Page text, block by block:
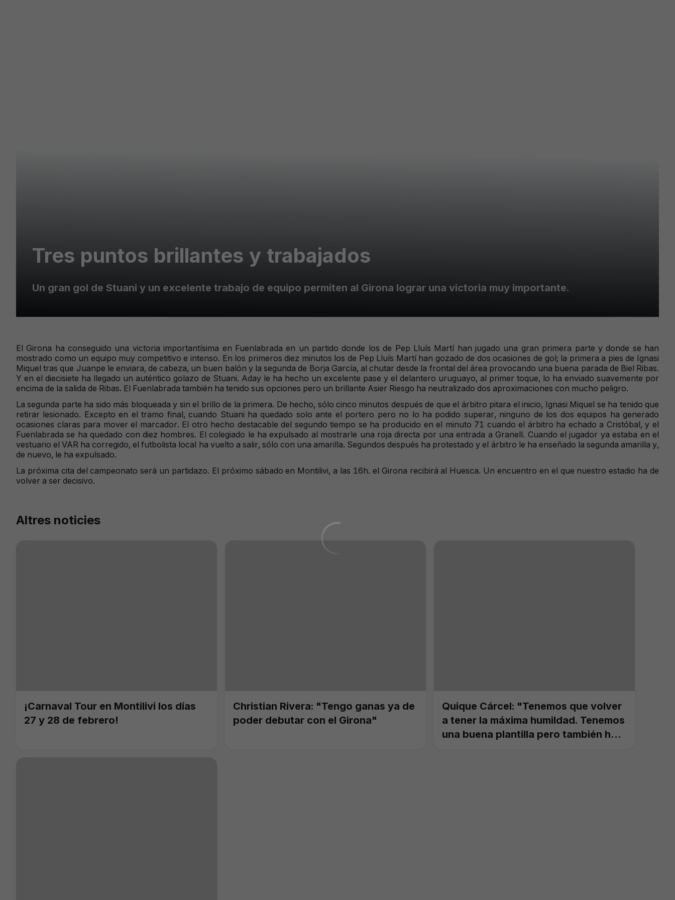
Tres puntos brillantes y trabajados
Un gran gol de Stuani y un excelente trabajo de equipo permiten al Girona lograr una victoria muy importante.
El Girona ha conseguido una victoria importantísima en Fuenlabrada en un partido donde los de Pep Lluís Martí han jugado una gran primera parte y donde se han
mostrado como un equipo muy competitivo e intenso. En los primeros diez minutos los de Pep Lluís Martí han gozado de dos ocasiones de gol; la primera a pies de Ignasi
Miquel tras que Juanpe le enviara, de cabeza, un buen balón y la segunda de Borja García, al chutar desde la frontal del área provocando una buena parada de Biel Ribas.
Y en el diecisiete ha llegado un auténtico golazo de Stuani. Aday le ha hecho un excelente pase y el delantero uruguayo, al primer toque, lo ha enviado suavemente por
encima de la salida de Ribas. El Fuenlabrada también ha tenido sus opciones pero un brillante Asier Riesgo ha neutralizado dos aproximaciones con mucho peligro.
La segunda parte ha sido más bloqueada y sin el brillo de la primera. De hecho, sólo cinco minutos después de que el árbitro pitara el inicio, Ignasi Miquel se ha tenido que
retirar lesionado. Excepto en el tramo final, cuando Stuani ha quedado solo ante el portero pero no lo ha podido superar, ninguno de los dos equipos ha generado
ocasiones claras para mover el marcador. El otro hecho destacable del segundo tiempo se ha producido en el minuto 71 cuando el árbitro ha echado a Cristóbal, y el
Fuenlabrada se ha quedado con diez hombres. El colegiado le ha expulsado al mostrarle una roja directa por una entrada a Granell. Cuando el jugador ya estaba en el
vestuario el VAR ha corregido, el futbolista local ha vuelto a salir, sólo con una amarilla. Segundos después ha protestado y el árbitro le ha enseñado la segunda amarilla y,
de nuevo, le ha expulsado.
La próxima cita del campeonato será un partidazo. El próximo sábado en Montilivi, a las 16h. el Girona recibirá al Huesca. Un encuentro en el que nuestro estadio ha de
volver a ser decisivo.
Altres noticies
¡Carnaval Tour en Montilivi los días
27 y 28 de febrero!
Christian Rivera: "Tengo ganas ya de
poder debutar con el Girona"
Quique Cárcel: "Tenemos que volver
a tener la máxima humildad. Tenemos
una buena plantilla pero también hay